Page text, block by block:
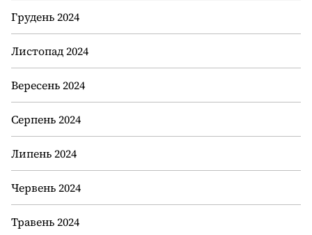
Грудень 2024
Листопад 2024
Вересень 2024
Серпень 2024
Липень 2024
Червень 2024
Травень 2024